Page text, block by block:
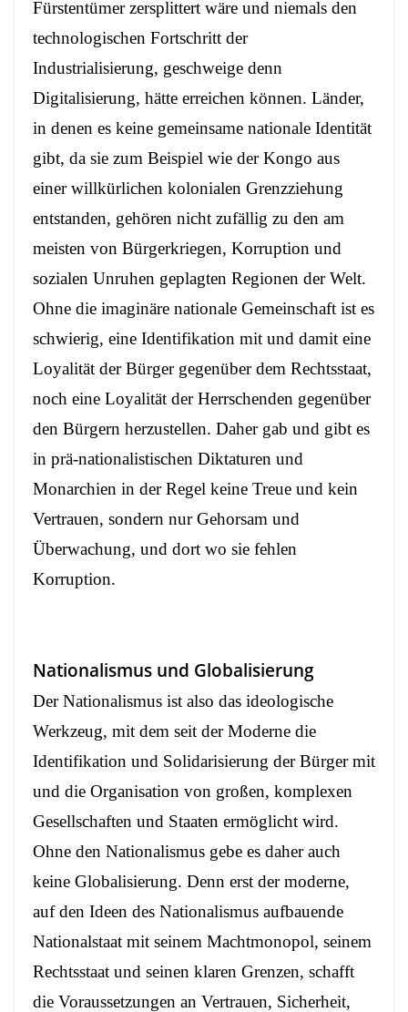
Fürstentümer zersplittert wäre und niemals den
technologischen Fortschritt der
Industrialisierung, geschweige denn
Digitalisierung, hätte erreichen können. Länder,
in denen es keine gemeinsame nationale Identität
gibt, da sie zum Beispiel wie der Kongo aus
einer willkürlichen kolonialen Grenzziehung
entstanden, gehören nicht zufällig zu den am
meisten von Bürgerkriegen, Korruption und
sozialen Unruhen geplagten Regionen der Welt.
Ohne die imaginäre nationale Gemeinschaft ist es
schwierig, eine Identifikation mit und damit eine
Loyalität der Bürger gegenüber dem Rechtsstaat,
noch eine Loyalität der Herrschenden gegenüber
den Bürgern herzustellen. Daher gab und gibt es
in prä-nationalistischen Diktaturen und
Monarchien in der Regel keine Treue und kein
Vertrauen, sondern nur Gehorsam und
Überwachung, und dort wo sie fehlen
Korruption.
Nationalismus und Globalisierung
Der Nationalismus ist also das ideologische
Werkzeug, mit dem seit der Moderne die
Identifikation und Solidarisierung der Bürger mit
und die Organisation von großen, komplexen
Gesellschaften und Staaten ermöglicht wird.
Ohne den Nationalismus gebe es daher auch
keine Globalisierung. Denn erst der moderne,
auf den Ideen des Nationalismus aufbauende
Nationalstaat mit seinem Machtmonopol, seinem
Rechtsstaat und seinen klaren Grenzen, schafft
die Voraussetzungen an Vertrauen, Sicherheit,